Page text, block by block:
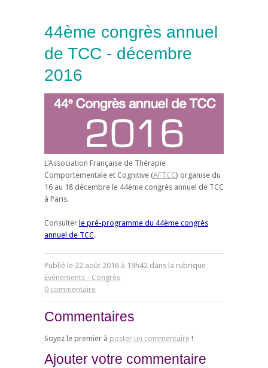
44ème congrès annuel
de TCC - décembre
2016
L'Association Française de Thérapie
Comportementale et Cognitive (AFTCC) organise du
16 au 18 décembre le 44ème congrès annuel de TCC
à Paris.
Consulter le pré-programme du 44ème congrès
annuel de TCC.
Publié le 22 août 2016 à 19h42 dans la rubrique
Evènements - Congrès
0 commentaire
Commentaires
Soyez le premier à poster un commentaire !
Ajouter votre commentaire